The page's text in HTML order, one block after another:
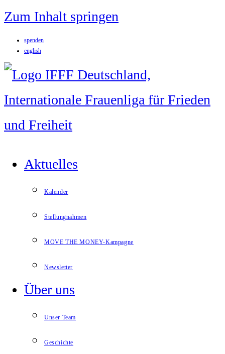
Zum Inhalt springen
spenden
english
Aktuelles
Kalender
Stellungnahmen
MOVE THE MONEY-Kampagne
Newsletter
Über uns
Unser Team
Geschichte